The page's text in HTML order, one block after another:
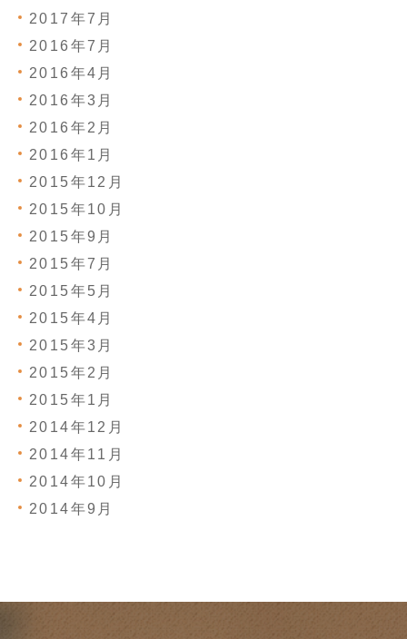
2017年7月
2016年7月
2016年4月
2016年3月
2016年2月
2016年1月
2015年12月
2015年10月
2015年9月
2015年7月
2015年5月
2015年4月
2015年3月
2015年2月
2015年1月
2014年12月
2014年11月
2014年10月
2014年9月